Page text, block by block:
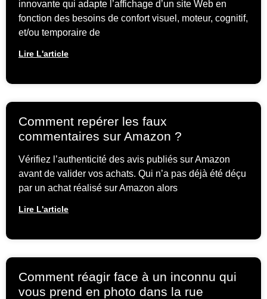
innovante qui adapte l’affichage d’un site Web en
fonction des besoins de confort visuel, moteur, cognitif,
et/ou temporaire de
Lire L'article
Comment repérer les faux
commentaires sur Amazon ?
Vérifiez l’authenticité des avis publiés sur Amazon
avant de valider vos achats. Qui n’a pas déjà été déçu
par un achat réalisé sur Amazon alors
Lire L'article
Comment réagir face à un inconnu qui
vous prend en photo dans la rue